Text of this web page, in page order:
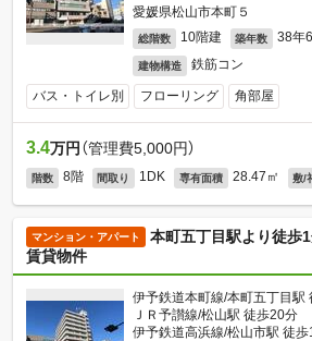
愛媛県松山市本町５
総階数 10階建 築年数 38年
建物構造 鉄筋コン
バス・トイレ別 フローリング 角部屋
3.4万円 （管理費5,000円）
階数 8階 間取り 1DK 専有面積 28.47㎡ 敷/
マンション・アパート
本町五丁目駅より徒歩
賃貸物件
伊予鉄道本町線/本町五丁目駅
ＪＲ予讃線/松山駅 徒歩20分
伊予鉄道高浜線/松山市駅 徒